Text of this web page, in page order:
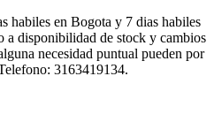
habiles en Bogota y 7 dias habiles
a disponibilidad de stock y cambios
necesidad puntual pueden por
3163419134.